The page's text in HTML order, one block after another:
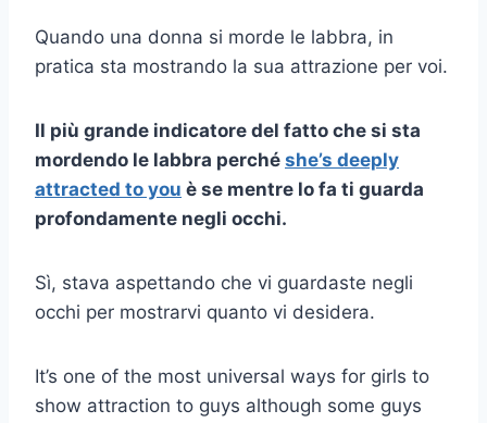
Quando una donna si morde le labbra, in
pratica sta mostrando la sua attrazione per voi.
Il più grande indicatore del fatto che si sta
mordendo le labbra perché she’s deeply
attracted to you è se mentre lo fa ti guarda
profondamente negli occhi.
Sì, stava aspettando che vi guardaste negli
occhi per mostrarvi quanto vi desidera.
It’s one of the most universal ways for girls to
show attraction to guys although some guys